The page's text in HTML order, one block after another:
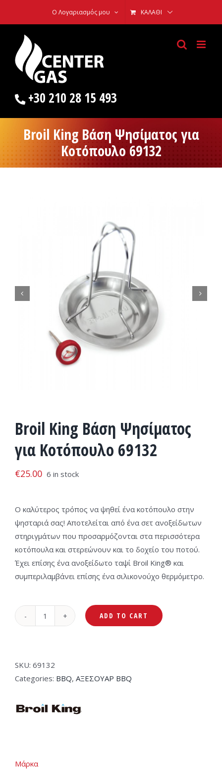
content
Ο Λογαριασμός μου ΚΑΛΆΘΙ
+30 210 28 15 493
Broil King Bάση Ψησίματος για
Κοτόπουλο 69132
 
Broil King Bάση Ψησίματος
για Κοτόπουλο 69132
€25.00 6 in stock
Ο καλύτερος τρόπος να ψηθεί ένα κοτόπουλο στην
ψησταριά σας! Αποτελείται από ένα σετ ανοξείδωτων
στηριγμάτων που προσαρμόζονται στα περισσότερα
κοτόπουλα και στερεώνουν και το δοχείο του ποτού.
Έχει επίσης ένα ανοξείδωτο ταψί Broil King® και
συμπεριλαμβάνει επίσης ένα σιλικονούχο θερμόμετρο.
Broil
Ψησίματος
για
69132
quantity
ADD TO CART
SKU: 69132
Categories: BBQ, ΑΞΕΣΟΥΑΡ BBQ
Μάρκα